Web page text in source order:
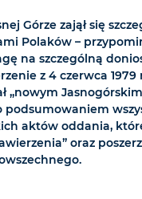
Górze zajął się
Polaków –
na szczególną
z 4 czerwca 1979
„nowym
podsumowaniem
aktów oddania,
oraz